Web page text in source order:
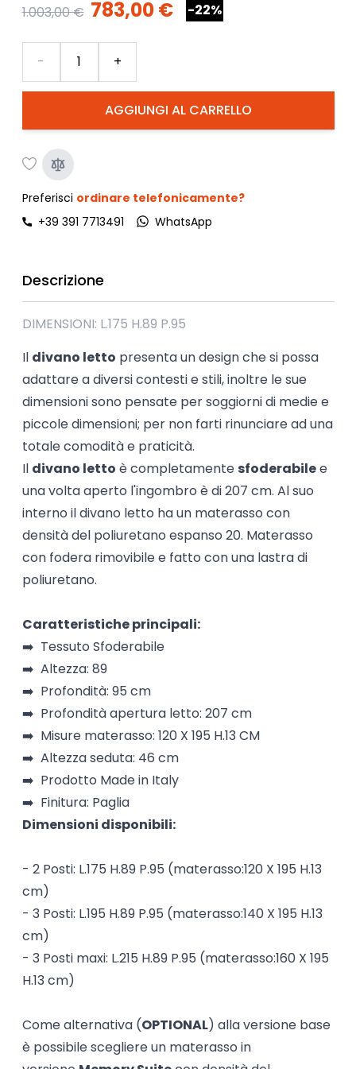
1.003,00 € 783,00 € -22%
AGGIUNGI AL CARRELLO
- +
Preferisci ordinare telefonicamente?
+39 391 7713491
WhatsApp
Descrizione
DIMENSIONI: L.175 H.89 P.95
Il divano letto presenta un design che si possa
adattare a diversi contesti e stili, inoltre le sue
dimensioni sono pensate per soggiorni di medie e
piccole dimensioni; per non farti rinunciare ad una
totale comodità e praticità.
Il divano letto è completamente sfoderabilee
una volta aperto l'ingombro è di 207 cm. Al suo
interno il divano letto ha un materasso con
densità del poliuretano espanso 20. Materasso
con fodera rimovibile e fatto con una lastra di
poliuretano.
Caratteristiche principali:
➡️ Tessuto Sfoderabile
➡️ Altezza: 89
➡️ Profondità: 95 cm
➡️ Profondità apertura letto: 207 cm
➡️ Misure materasso: 120 X 195 H.13 CM
➡️ Altezza seduta: 46 cm
➡️ Prodotto Made in Italy
➡️ Finitura: Paglia
Dimensioni disponibili:
- 2 Posti: L.175 H.89 P.95 (materasso:120 X 195 H.13
cm)
- 3 Posti: L.195 H.89 P.95 (materasso:140 X 195 H.13
cm)
- 3 Posti maxi: L.215 H.89 P.95 (materasso:160 X 195
H.13 cm)
Come alternativa (OPTIONAL) alla versione base
è possibile scegliere un materasso in